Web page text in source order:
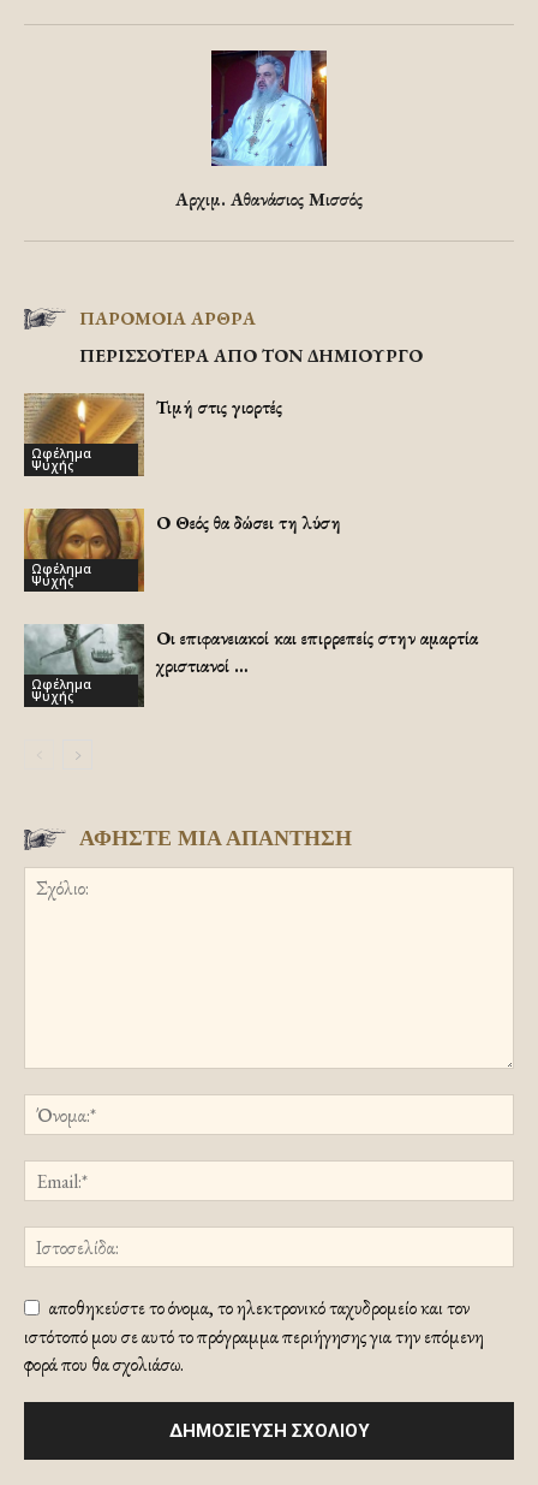
Αρχιμ. Αθανάσιος Μισσός
ΠΑΡΟΜΟΙΑ ΑΡΘΡΑ
ΠΕΡΙΣΣΟΤΕΡΑ ΑΠΟ ΤΟΝ ΔΗΜΙΟΥΡΓΟ
Ωφέλημα
Ψυχής
Τιμή στις γιορτές
Ωφέλημα
Ψυχής
Ο Θεός θα δώσει τη λύση
Ωφέλημα
Ψυχής
Οι επιφανειακοί και επιρρεπείς στην αμαρτία
χριστιανοί …
ΑΦΗΣΤΕ ΜΙΑ ΑΠΑΝΤΗΣΗ
αποθηκεύστε το όνομα, το ηλεκτρονικό ταχυδρομείο και τον
ιστότοπό μου σε αυτό το πρόγραμμα περιήγησης για την επόμενη
φορά που θα σχολιάσω.